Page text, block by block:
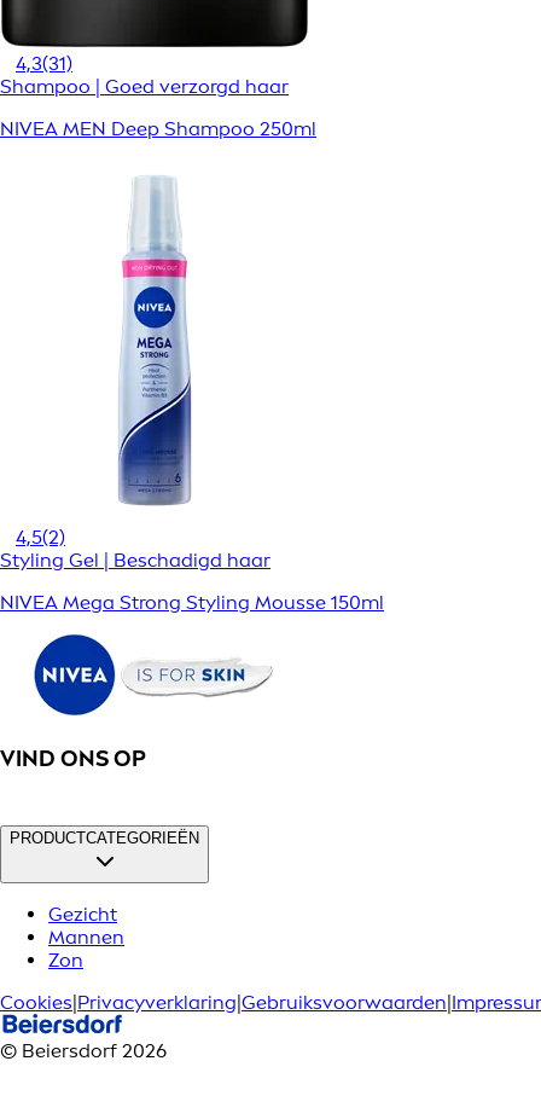
4,3(31)
Shampoo | Goed verzorgd haar
NIVEA MEN Deep Shampoo 250ml
4,5(2)
Styling Gel | Beschadigd haar
NIVEA Mega Strong Styling Mousse 150ml
VIND ONS OP
PRODUCTCATEGORIEËN
Gezicht
Mannen
Zon
Cookies Privacyverklaring Gebruiksvoorwaarden
© Beiersdorf 2026